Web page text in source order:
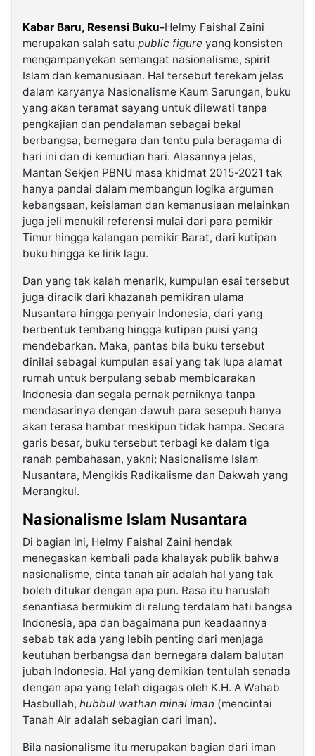
Kabar Baru, Resensi Buku-Helmy Faishal Zaini
merupakan salah satu public figure yang konsisten
mengampanyekan semangat nasionalisme, spirit
Islam dan kemanusiaan. Hal tersebut terekam jelas
dalam karyanya Nasionalisme Kaum Sarungan, buku
yang akan teramat sayang untuk dilewati tanpa
pengkajian dan pendalaman sebagai bekal
berbangsa, bernegara dan tentu pula beragama di
hari ini dan di kemudian hari. Alasannya jelas,
Mantan Sekjen PBNU masa khidmat 2015-2021 tak
hanya pandai dalam membangun logika argumen
kebangsaan, keislaman dan kemanusiaan melainkan
juga jeli menukil referensi mulai dari para pemikir
Timur hingga kalangan pemikir Barat, dari kutipan
buku hingga ke lirik lagu.
Dan yang tak kalah menarik, kumpulan esai tersebut
juga diracik dari khazanah pemikiran ulama
Nusantara hingga penyair Indonesia, dari yang
berbentuk tembang hingga kutipan puisi yang
mendebarkan. Maka, pantas bila buku tersebut
dinilai sebagai kumpulan esai yang tak lupa alamat
rumah untuk berpulang sebab membicarakan
Indonesia dan segala pernak perniknya tanpa
mendasarinya dengan dawuh para sesepuh hanya
akan terasa hambar meskipun tidak hampa. Secara
garis besar, buku tersebut terbagi ke dalam tiga
ranah pembahasan, yakni; Nasionalisme Islam
Nusantara, Mengikis Radikalisme dan Dakwah yang
Merangkul.
Nasionalisme Islam Nusantara
Di bagian ini, Helmy Faishal Zaini hendak
menegaskan kembali pada khalayak publik bahwa
nasionalisme, cinta tanah air adalah hal yang tak
boleh ditukar dengan apa pun. Rasa itu haruslah
senantiasa bermukim di relung terdalam hati bangsa
Indonesia, apa dan bagaimana pun keadaannya
sebab tak ada yang lebih penting dari menjaga
keutuhan berbangsa dan bernegara dalam balutan
jubah Indonesia. Hal yang demikian tentulah senada
dengan apa yang telah digagas oleh K.H. A Wahab
Hasbullah, hubbul wathan minal iman (mencintai
Tanah Air adalah sebagian dari iman).
Bila nasionalisme itu merupakan bagian dari iman